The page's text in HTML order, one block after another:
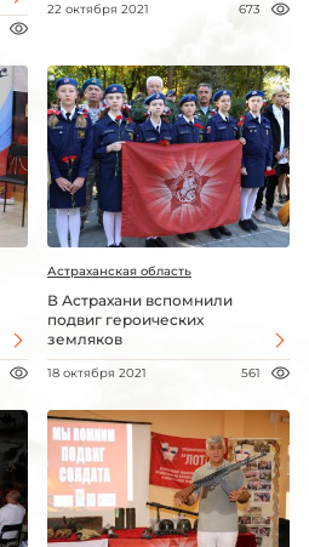
22 октября 2021 673
Астраханская область
В Астрахани вспомнили
подвиг героических
земляков
18 октября 2021 561